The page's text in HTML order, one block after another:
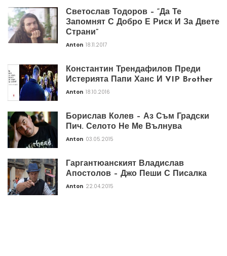
Светослав Тодоров – “Да Те
Запомнят С Добро Е Риск И За Двете
Страни”
Anton 18.11.2017
Константин Трендафилов Преди
Истерията Папи Ханс И VIP Brother
Anton 18.10.2016
Борислав Колев – Аз Съм Градски
Пич. Селото Не Ме Вълнува
Anton 03.05.2015
Гаргантюанският Владислав
Апостолов – Джо Пеши С Писалка
Anton 22.04.2015